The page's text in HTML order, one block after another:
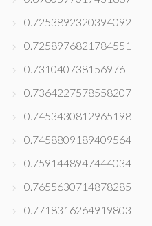
0.7253892320394092
0.7258976821784551
0.731040738156976
0.7364227578558207
0.7453430812965198
0.7458809189409564
0.7591448947444034
0.7655630714878285
0.7718316264919803